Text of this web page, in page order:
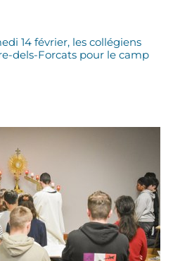
14 février, les collégiens
dels-Forcats pour le camp